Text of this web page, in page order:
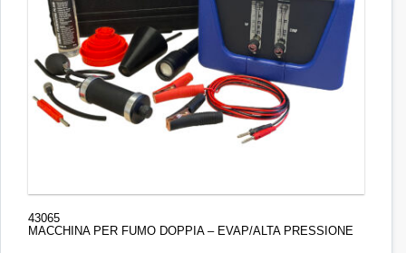
43065
MACCHINA PER FUMO DOPPIA – EVAP/ALTA PRESSIONE